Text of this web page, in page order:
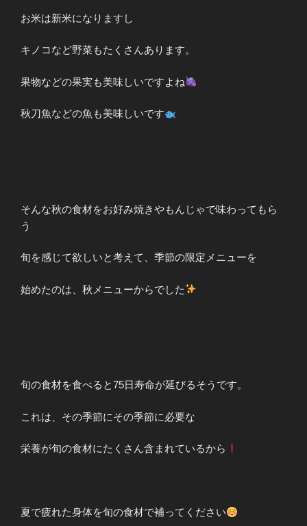
お米は新米になりますし
キノコなど野菜もたくさんあります。
果物などの果実も美味しいですよね
秋刀魚などの魚も美味しいです
そんな秋の食材をお好み焼きやもんじゃで味わってもら
う
旬を感じて欲しいと考えて、季節の限定メニューを
始めたのは、秋メニューからでした
旬の食材を食べると75日寿命が延びるそうです。
これは、その季節にその季節に必要な
栄養が旬の食材にたくさん含まれているから
夏で疲れた身体を旬の食材で補ってください